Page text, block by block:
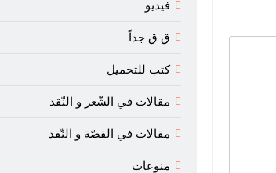
فيديو
ق ق جداً
كتب للتحميل
مقالات في الشّعر و النّقد
مقالات في القصّة و النّقد
منوعات